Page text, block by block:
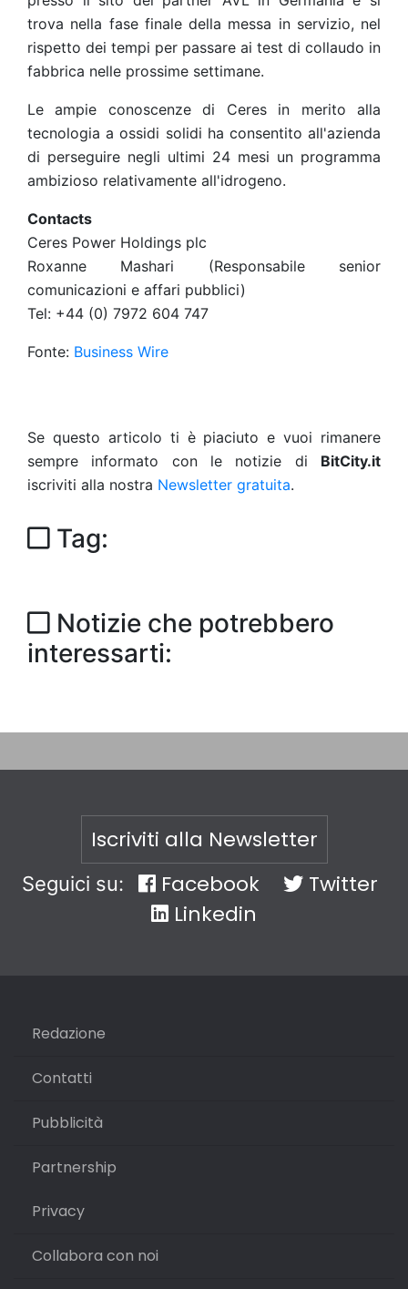
trova nella fase finale della messa in servizio, nel
rispetto dei tempi per passare ai test di collaudo in
fabbrica nelle prossime settimane.
Le ampie conoscenze di Ceres in merito alla
tecnologia a ossidi solidi ha consentito all'azienda
di perseguire negli ultimi 24 mesi un programma
ambizioso relativamente all'idrogeno.
Contacts
Ceres Power Holdings plc
Roxanne Mashari (Responsabile senior
comunicazioni e affari pubblici)
Tel: +44 (0) 7972 604 747
Fonte: Business Wire
Se questo articolo ti è piaciuto e vuoi rimanere
sempre informato con le notizie di BitCity.it
iscriviti alla nostra Newsletter gratuita.
Tag:
Notizie che potrebbero
interessarti:
Iscriviti alla Newsletter
Seguici su: Facebook
Twitter
Linkedin
Redazione
Contatti
Pubblicità
Partnership
Privacy
Collabora con noi